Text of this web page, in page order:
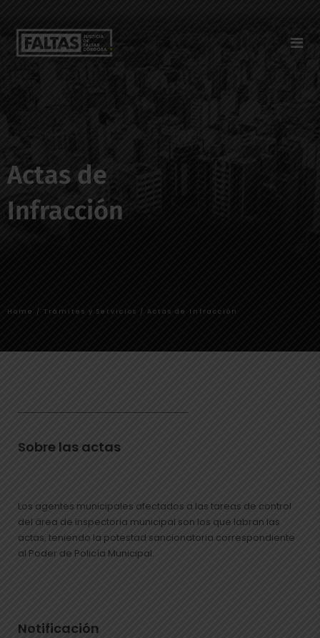
Actas de
Infracción
Home / Trámites y Servicios / Actas de Infracción
Sobre las actas
Los agentes municipales afectados a las tareas de control
del área de inspectoria municipal son los que labran las
actas, teniendo la potestad sancionatoria correspondiente
al Poder de Policía Municipal.
Notificación